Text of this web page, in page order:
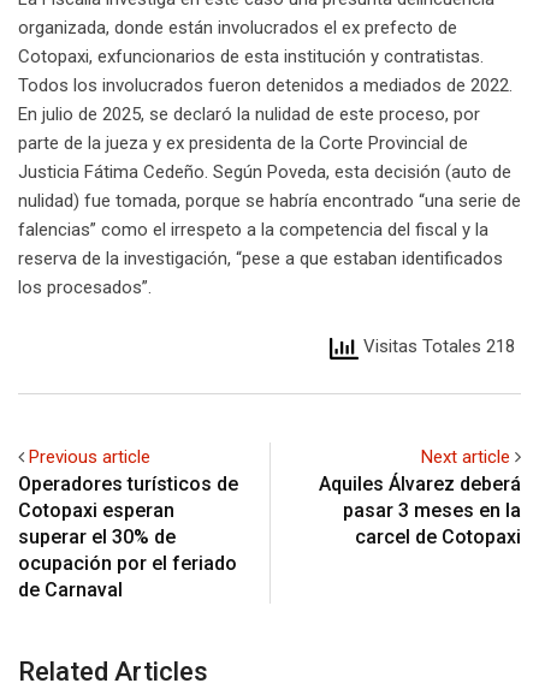
organizada, donde están involucrados el ex prefecto de
Cotopaxi, exfuncionarios de esta institución y contratistas.
Todos los involucrados fueron detenidos a mediados de 2022.
En julio de 2025, se declaró la nulidad de este proceso, por
parte de la jueza y ex presidenta de la Corte Provincial de
Justicia Fátima Cedeño. Según Poveda, esta decisión (auto de
nulidad) fue tomada, porque se habría encontrado “una serie de
falencias” como el irrespeto a la competencia del fiscal y la
reserva de la investigación, “pese a que estaban identificados
los procesados”.
Visitas Totales 218
Previous article
Operadores turísticos de
Cotopaxi esperan
superar el 30% de
ocupación por el feriado
de Carnaval
Next article
Aquiles Álvarez deberá
pasar 3 meses en la
carcel de Cotopaxi
Related Articles